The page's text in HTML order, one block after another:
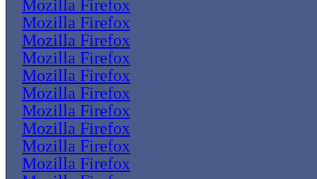
Mozilla Firefox
Mozilla Firefox
Mozilla Firefox
Mozilla Firefox
Mozilla Firefox
Mozilla Firefox
Mozilla Firefox
Mozilla Firefox
Mozilla Firefox
Mozilla Firefox